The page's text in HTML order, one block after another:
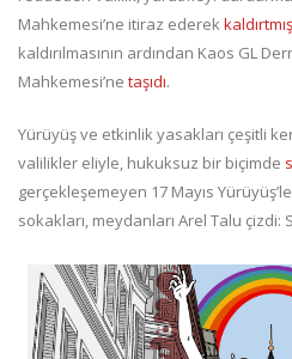
Mahkemesi’ne itiraz ederek
kaldırılmasının ardından Kaos GL
Mahkemesi’ne taşıdı.
Yürüyüş ve etkinlik yasakları çeşitli
valilikler eliyle, hukuksuz bir biçimde
gerçekleşemeyen 17 Mayıs
sokakları, meydanları Arel Talu çizdi: